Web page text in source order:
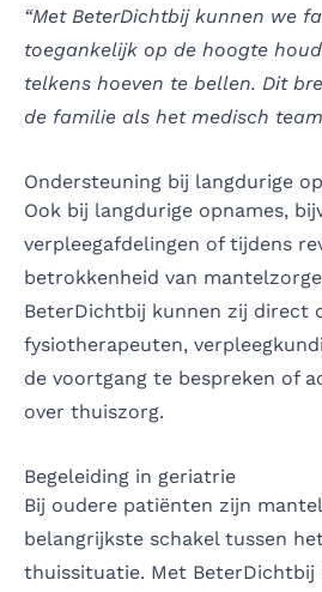
“Met BeterDichtbij kunnen we
toegankelijk op de hoogte
telkens hoeven te bellen. Dit
de familie als het medisch
Ondersteuning bij langdurige
Ook bij langdurige opnames,
verpleegafdelingen of tijdens
betrokkenheid van
BeterDichtbij kunnen zij direct
fysiotherapeuten,
de voortgang te bespreken of
over thuiszorg.
Begeleiding in geriatrie
Bij oudere patiënten zijn
belangrijkste schakel tussen
thuissituatie. Met BeterDichtbij